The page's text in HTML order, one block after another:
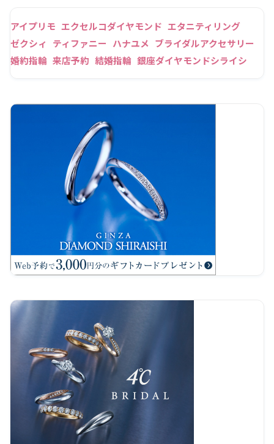
アイプリモ エクセルコダイヤモンド エタニティリング
ゼクシィ
ティファニー ハナユメ ブライダルアクセサリー
婚約指輪 来店予約 結婚指輪 銀座ダイヤモンドシライシ